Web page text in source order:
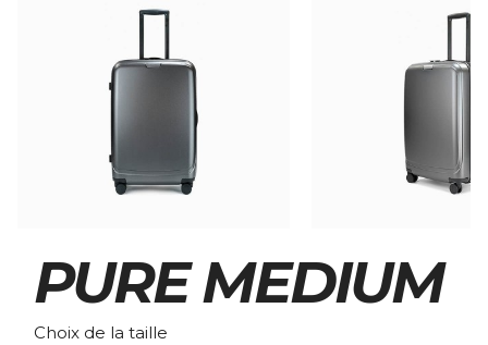
PURE MEDIUM
Choix de la taille